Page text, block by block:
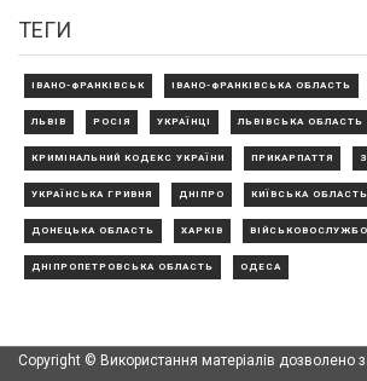
ТЕГИ
ІВАНО-ФРАНКІВСЬК ІВАНО-ФРАНКІВСЬКА ОБЛАСТЬ
ЛЬВІВ РОСІЯ УКРАЇНЦІ ЛЬВІВСЬКА ОБЛАСТЬ
КРИМІНАЛЬНИЙ КОДЕКС УКРАЇНИ ПРИКАРПАТТЯ
УКРАЇНСЬКА ГРИВНЯ ДНІПРО КИЇВСЬКА ОБЛАСТЬ
ДОНЕЦЬКА ОБЛАСТЬ ХАРКІВ
ДНІПРОПЕТРОВСЬКА ОБЛАСТЬ ОДЕСА
Copyright © Використання матеріалів дозволено